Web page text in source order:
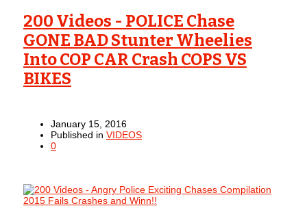
200 Videos - POLICE Chase
GONE BAD Stunter Wheelies
Into COP CAR Crash COPS VS
BIKES
January 15, 2016
Published in VIDEOS
0